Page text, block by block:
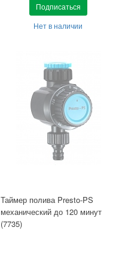
Подписаться
Нет в наличии
Таймер полива Presto-PS
механический до 120 минут
(7735)